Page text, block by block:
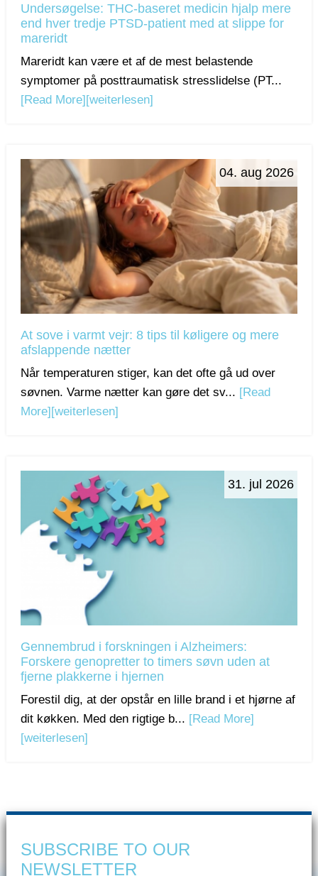
Undersøgelse: THC-baseret medicin hjalp mere
end hver tredje PTSD-patient med at slippe for
mareridt
Mareridt kan være et af de mest belastende
symptomer på posttraumatisk stresslidelse (PT...
[Read More][weiterlesen]
04. aug 2026
At sove i varmt vejr: 8 tips til køligere og mere
afslappende nætter
Når temperaturen stiger, kan det ofte gå ud over
søvnen. Varme nætter kan gøre det sv... [Read
More][weiterlesen]
31. jul 2026
Gennembrud i forskningen i Alzheimers:
Forskere genopretter to timers søvn uden at
fjerne plakkerne i hjernen
Forestil dig, at der opstår en lille brand i et hjørne af
dit køkken. Med den rigtige b... [Read More]
[weiterlesen]
SUBSCRIBE TO OUR
NEWSLETTER